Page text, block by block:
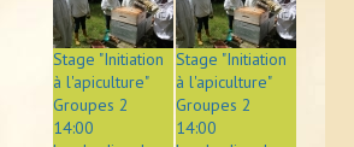
Stage "Initiation
à l'apiculture"
Groupes 2
14:00
Stage "Initiation
à l'apiculture"
Groupes 2
14:00